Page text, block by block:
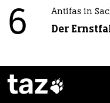
6 Antifas in
Der
taz